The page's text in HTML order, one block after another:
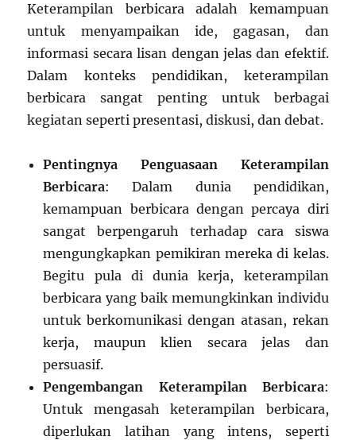
Keterampilan berbicara adalah kemampuan
untuk menyampaikan ide, gagasan, dan
informasi secara lisan dengan jelas dan efektif.
Dalam konteks pendidikan, keterampilan
berbicara sangat penting untuk berbagai
kegiatan seperti presentasi, diskusi, dan debat.
Pentingnya Penguasaan Keterampilan
Berbicara: Dalam dunia pendidikan,
kemampuan berbicara dengan percaya diri
sangat berpengaruh terhadap cara siswa
mengungkapkan pemikiran mereka di kelas.
Begitu pula di dunia kerja, keterampilan
berbicara yang baik memungkinkan individu
untuk berkomunikasi dengan atasan, rekan
kerja, maupun klien secara jelas dan
persuasif.
Pengembangan Keterampilan Berbicara:
Untuk mengasah keterampilan berbicara,
diperlukan latihan yang intens, seperti